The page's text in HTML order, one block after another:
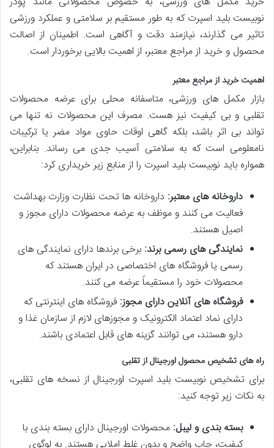
نوبیست بلید اسپرت که به طور مستقیم بر سلامتی و عملکرد ورزشی
تاثیر می گذارند، نیازمند دقت و آگاهی است. اطمینان از اصالت
محصول و خرید از مراجع معتبر، از اهمیت بالایی برخوردار است.
اهمیت خرید از مراجع معتبر
بازار مکمل های ورزشی، متاسفانه محلی برای عرضه محصولات
تقلبی و بی کیفیت نیز هست. مصرف این محصولات نه تنها می
تواند بی اثر باشد، بلکه گاهی اوقات حاوی مواد مضر یا ترکیبات
نامعلومی است که به سلامتی آسیب جدی می رساند. بنابراین،
همواره باید نوبیست بلید اسپرت را از منابع زیر خریداری کرد:
داروخانه های معتبر: داروخانه ها تحت نظارت وزارت بهداشت
فعالیت می کنند و موظف به عرضه محصولات دارای مجوز و
اصیل هستند.
نمایندگی های رسمی برند: برخی برندها دارای نمایندگی های
رسمی یا فروشگاه های اختصاصی در ایران هستند که
محصولات خود را مستقیماً عرضه می کنند.
فروشگاه های آنلاین دارای مجوز: فروشگاه های اینترنتی که
دارای نماد اعتماد الکترونیک و مجوزهای لازم از سازمان غذا و
دارو هستند، می توانند گزینه های قابل اعتمادی باشند.
راه های تشخیص محصول اورجینال از تقلبی
برای تشخیص نوبیست بلید اسپرت اورجینال از نسخه های تقلبی،
به نکات زیر توجه کنید:
بسته بندی و لیبل: محصولات اورجینال دارای بسته بندی با
کیفیت، چاپ واضح و بدون غلط املایی هستند. به لوگوی